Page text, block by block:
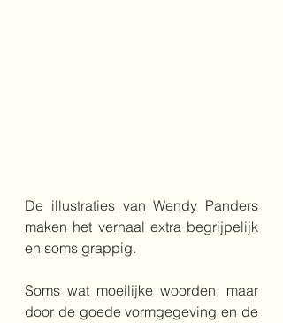
De illustraties van Wendy Panders
maken het verhaal extra begrijpelijk
en soms grappig.
Soms wat moeilijke woorden, maar
door de goede vormgegeving en de